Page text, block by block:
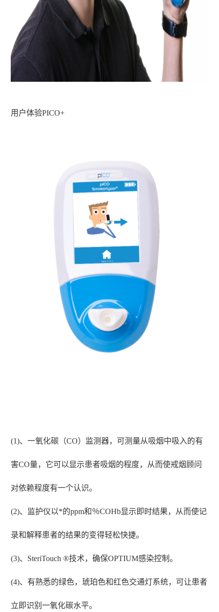
用户体验PICO+
(1)、一氧化碳（CO）监测器，可测量从吸烟中吸入的有
害CO量，它可以显示患者吸烟的程度，从而使戒烟顾问
对依赖程度有一个认识。
(2)、监护仪以*的ppm和％COHb显示即时结果，从而使记
录和解释患者的结果的变得轻松快捷。
(3)、SteriTouch ®技术，确保OPTIUM感染控制。
(4)、有熟悉的绿色，琥珀色和红色交通灯系统，可让患者
立即识别一氧化碳水平。